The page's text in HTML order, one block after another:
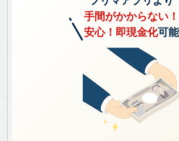
手間がかからない！
安心！即現金化可能